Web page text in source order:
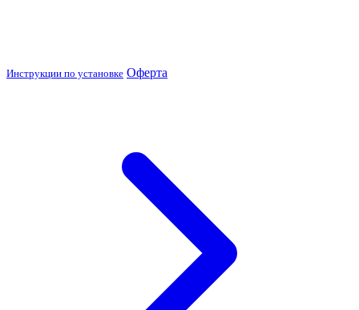
Инструкции по установке Оферта